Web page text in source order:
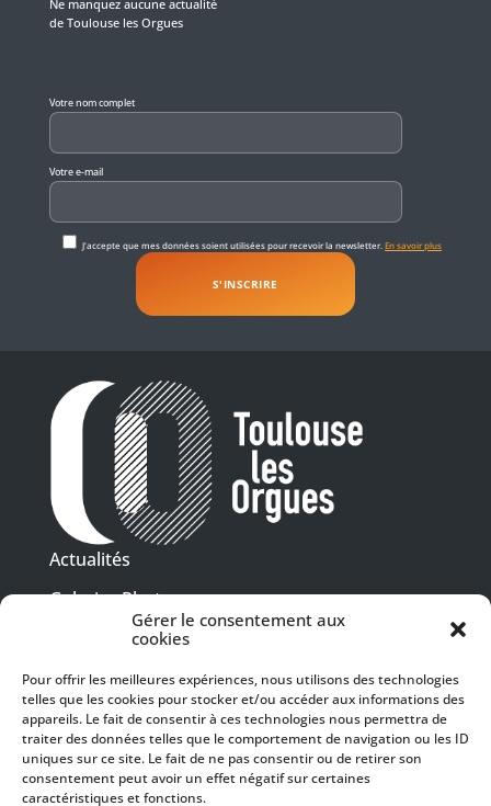
Gérer le consentement aux
cookies
Pour offrir les meilleures expériences, nous utilisons des technologies
telles que les cookies pour stocker et/ou accéder aux informations des
appareils. Le fait de consentir à ces technologies nous permettra de
traiter des données telles que le comportement de navigation ou les ID
uniques sur ce site. Le fait de ne pas consentir ou de retirer son
consentement peut avoir un effet négatif sur certaines
caractéristiques et fonctions.
Ne manquez aucune actualité
de Toulouse les Orgues
Votre nom complet
Votre e-mail
J'accepte que mes données soient utilisées pour recevoir la newsletter.En savoir plus
Actualités
Galeries Photos
Vidéothèque
Presse
Programme PDF
Billetterie
Recrutement
Mentions légales